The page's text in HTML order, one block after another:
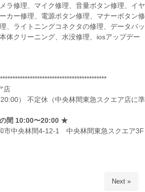
ラ修理、マイク修理、音量ボタン修理、イヤ
カー修理、電源ボタン修理、マナーボタン修
、ライトニングコネクタの修理、データバッ
体クリーニング、水没修理、iosアップデー
店
） 不定休（中央林間東急スクエア店に準
間 10:00〜20:00 ★
市中央林間4-12-1 中央林間東急スクエア3F
Next »